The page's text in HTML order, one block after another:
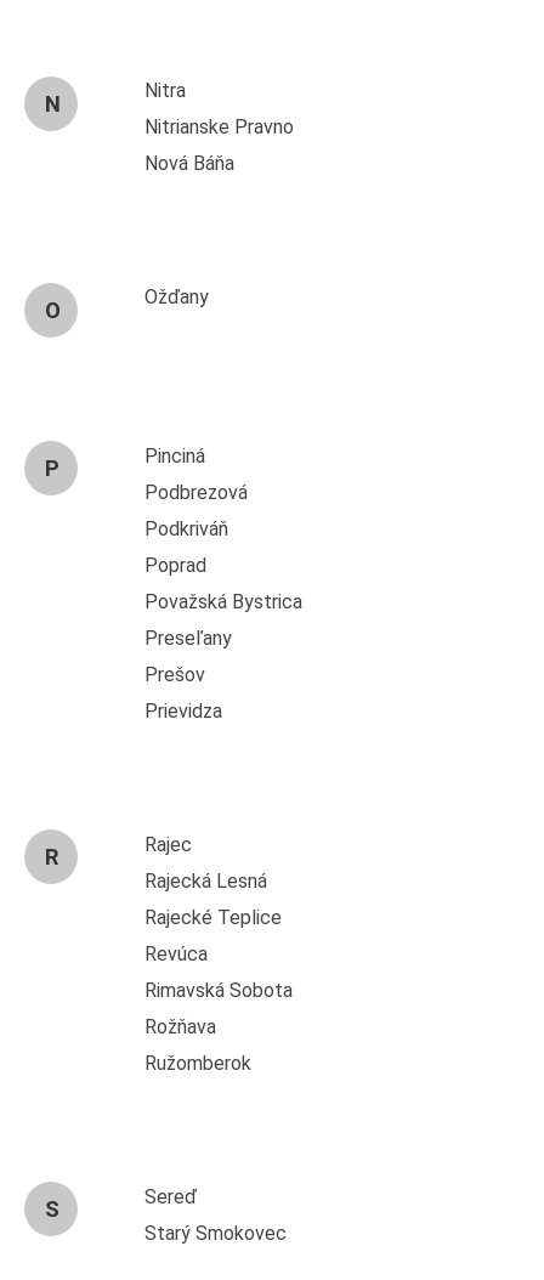
N
Nitra
Nitrianske Pravno
Nová Báňa
O
Ožďany
P
Pinciná
Podbrezová
Podkriváň
Poprad
Považská Bystrica
Preseľany
Prešov
Prievidza
R
Rajec
Rajecká Lesná
Rajecké Teplice
Revúca
Rimavská Sobota
Rožňava
Ružomberok
S
Sereď
Starý Smokovec